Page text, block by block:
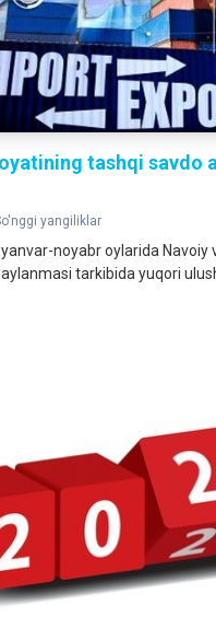
tashqi savdo
yangiliklar
noyabr oylarida Navoiy
tarkibida yuqori